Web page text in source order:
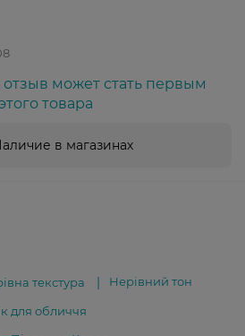
может стать первым
товара
в магазинах
текстура Нерівний тон
для обличчя